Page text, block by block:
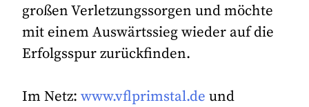
großen Verletzungssorgen und möchte
mit einem Auswärtssieg wieder auf die
Erfolgsspur zurückfinden.
Im Netz:www.vflprimstal.de und